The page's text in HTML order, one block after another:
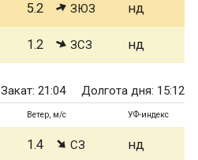
5.2 ЗЮЗ нд
1.2 ЗСЗ нд
Закат: 21:04 Долгота дня: 15:12
Ветер, м/с УФ-индекс
1.4 СЗ нд